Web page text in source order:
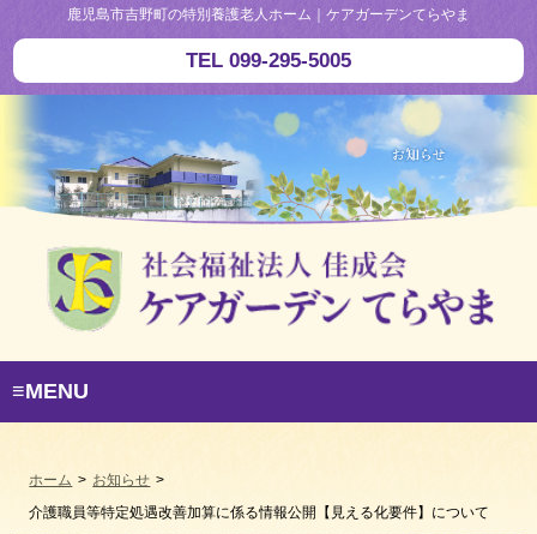
鹿児島市吉野町の特別養護老人ホーム｜ケアガーデンてらやま
TEL 099-295-5005
≡MENU
ホーム > お知らせ >
介護職員等特定処遇改善加算に係る情報公開【見える化要件】について